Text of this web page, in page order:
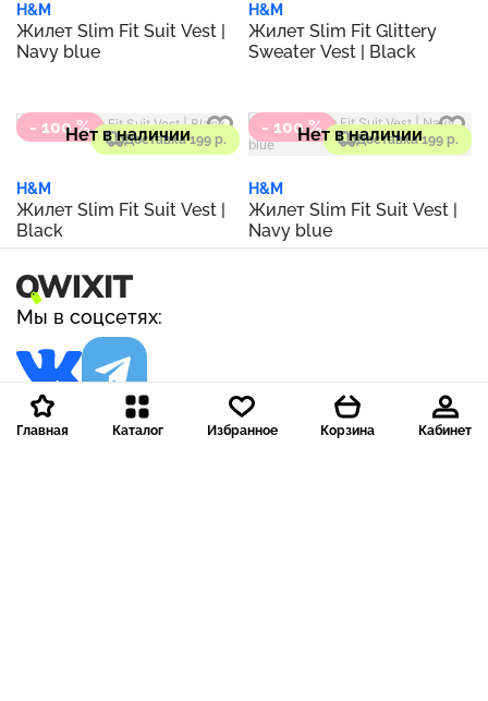
H&M
Жилет Slim Fit Suit Vest |
Navy blue
H&M
Жилет Slim Fit Glittery
Sweater Vest | Black
- 100 %
Доставка 199 р.
Нет в наличии
H&M
Жилет Slim Fit Suit Vest |
Black
- 100 %
Доставка 199 р.
Нет в наличии
H&M
Жилет Slim Fit Suit Vest |
Navy blue
Мы в соцсетях:
Главная Каталог Избранное Корзина Кабинет